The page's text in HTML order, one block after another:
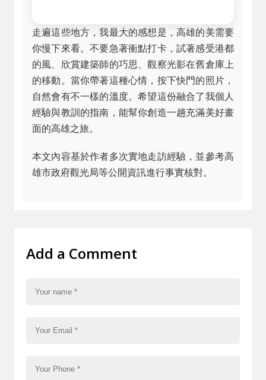
走遍這些地方，我最大的感想是，高雄的美需要
你慢下來看。不要急著衝點打卡，試著感受港都
的風、欣賞建築師的巧思、觀察光影在舊倉庫上
的移動。當你帶著這種心情，按下快門的照片，
自然會有不一樣的溫度。希望這份融合了我個人
經驗與教訓的指南，能幫你創造一趟充滿美好畫
面的高雄之旅。
本文內容基於作者多次實地走訪經驗，並參考高
雄市政府觀光局等公開資訊進行事實核對。
Add a Comment